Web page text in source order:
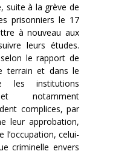
suite à la grève de
prisonniers le 17
à nouveau aux
leurs études.
le rapport de
terrain et dans le
les institutions
notamment
complices, par
leur approbation,
l’occupation, celui-
criminelle envers